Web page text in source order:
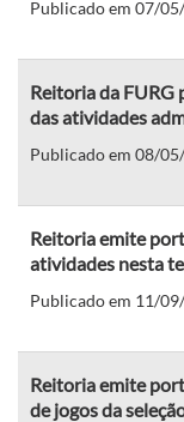
Publicado em 07/
Reitoria da FURG
das atividades
Publicado em 08/
Reitoria emite
atividades nesta
Publicado em 11/
Reitoria emite
de jogos da